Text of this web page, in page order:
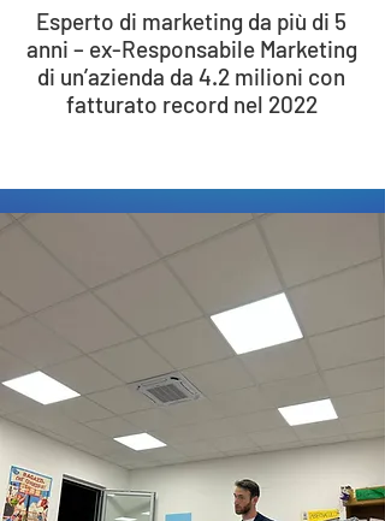
Esperto di marketing da più di 5
anni – ex-Responsabile Marketing
di un’azienda da 4.2 milioni con
fatturato record nel 2022